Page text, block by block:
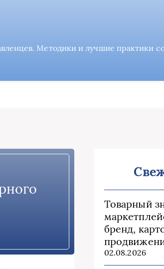
Методики и лучшие практики
Товарный
бренд,
02.08.2026